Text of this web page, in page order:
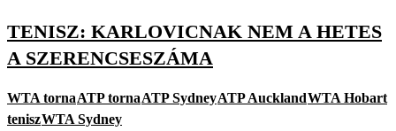
TENISZ: KARLOVICNAK NEM A HETES
A SZERENCSESZÁMA
WTA tornaATP tornaATP SydneyATP AucklandWTA Hobart
teniszWTA Sydney